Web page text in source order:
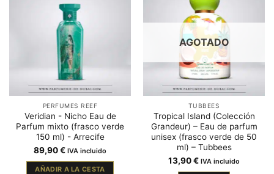
PERFUMES REEF
Veridian - Nicho Eau de
Parfum mixto (frasco verde
150 ml) - Arrecife
89,90€ IVA incluido
AÑADIR A LA CESTA
AGOTADO
TUBBEES
Tropical Island (Colección
Grandeur) – Eau de parfum
unisex (frasco verde de 50
ml) – Tubbees
13,90€ IVA incluido